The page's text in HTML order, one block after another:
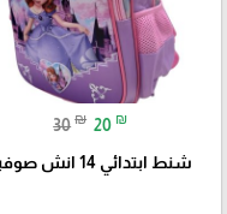
30 ₪ 20 ₪
شنط ابتدائي 14 انش صوفيا